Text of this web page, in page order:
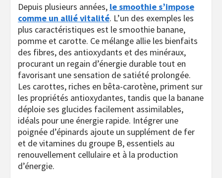
Depuis plusieurs années, le smoothie s’impose
comme un allié vitalité. L’un des exemples les
plus caractéristiques est le smoothie banane,
pomme et carotte. Ce mélange allie les bienfaits
des fibres, des antioxydants et des minéraux,
procurant un regain d’énergie durable tout en
favorisant une sensation de satiété prolongée.
Les carottes, riches en bêta-carotène, priment sur
les propriétés antioxydantes, tandis que la banane
déploie ses glucides facilement assimilables,
idéals pour une énergie rapide. Intégrer une
poignée d’épinards ajoute un supplément de fer
et de vitamines du groupe B, essentiels au
renouvellement cellulaire et à la production
d’énergie.